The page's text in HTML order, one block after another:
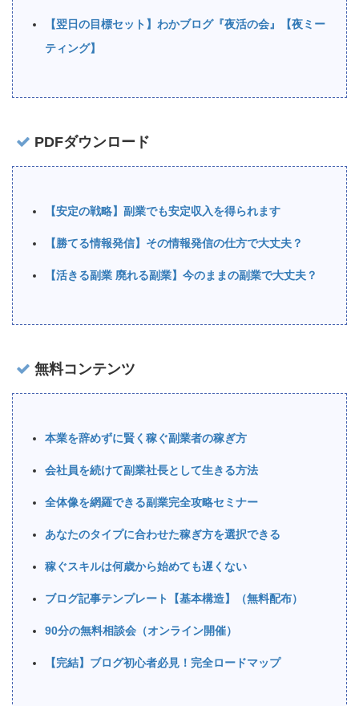
【翌日の目標セット】わかブログ『夜活の会』【夜ミー
ティング】
PDFダウンロード
【安定の戦略】副業でも安定収入を得られます
【勝てる情報発信】その情報発信の仕方で大丈夫？
【活きる副業 廃れる副業】今のままの副業で大丈夫？
無料コンテンツ
本業を辞めずに賢く稼ぐ副業者の稼ぎ方
会社員を続けて副業社長として生きる方法
全体像を網羅できる副業完全攻略セミナー
あなたのタイプに合わせた稼ぎ方を選択できる
稼ぐスキルは何歳から始めても遅くない
ブログ記事テンプレート【基本構造】（無料配布）
90分の無料相談会（オンライン開催）
【完結】ブログ初心者必見！完全ロードマップ